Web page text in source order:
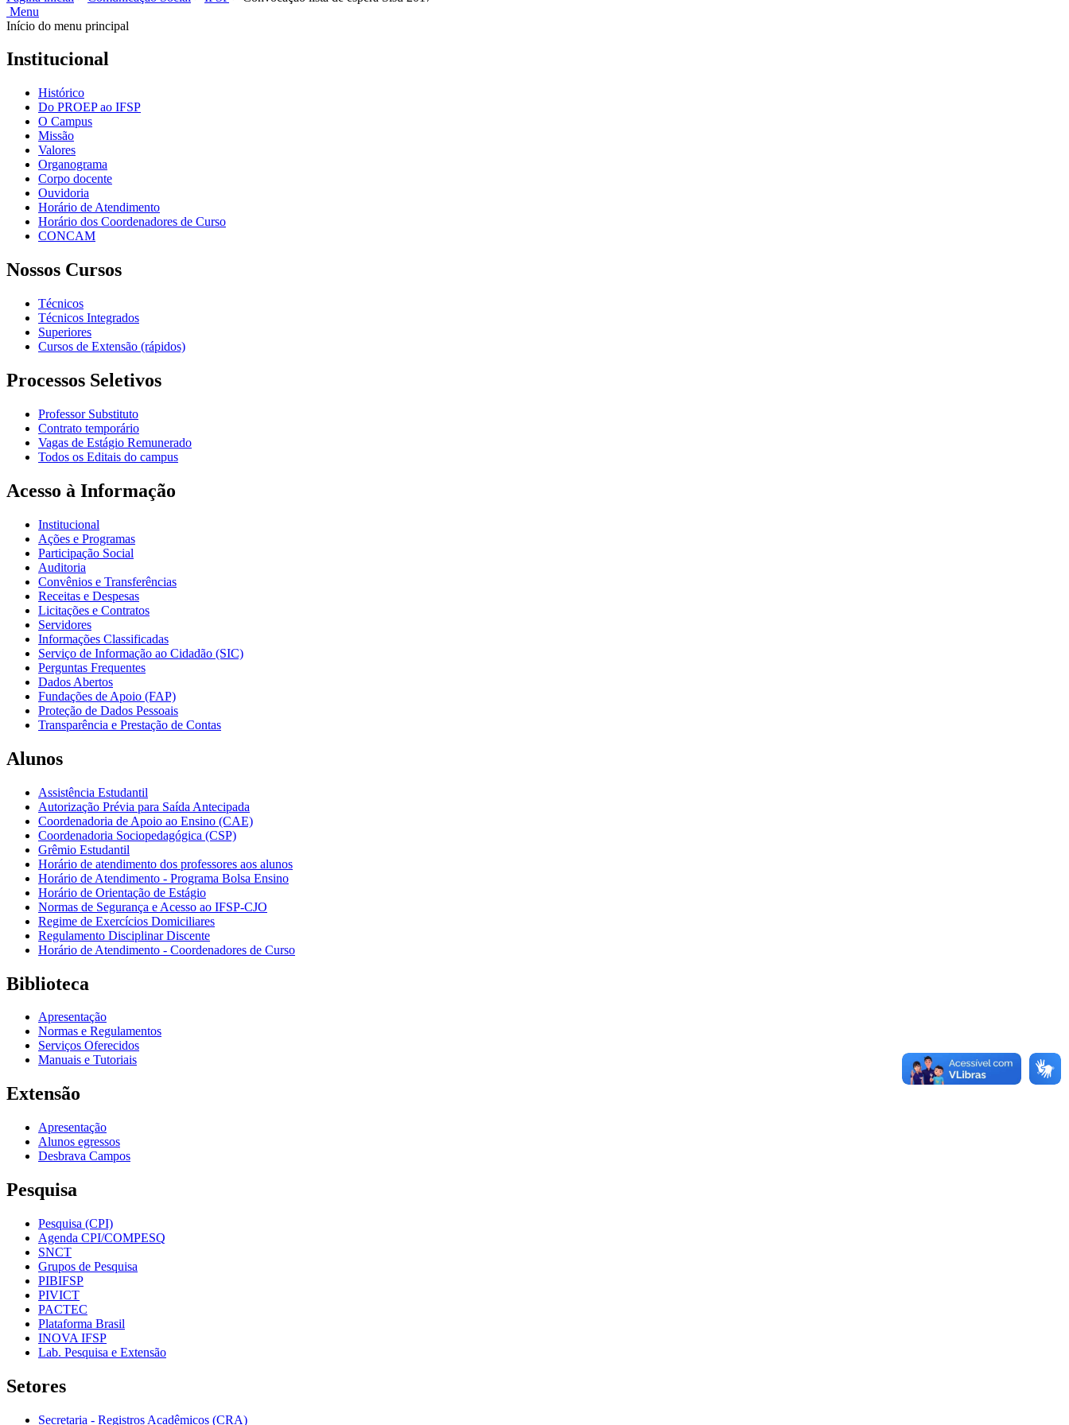
Menu
Início do menu principal
Institucional
Histórico
Do PROEP ao IFSP
O Campus
Missão
Valores
Organograma
Corpo docente
Ouvidoria
Horário de Atendimento
Horário dos Coordenadores de Curso
CONCAM
Nossos Cursos
Técnicos
Técnicos Integrados
Superiores
Cursos de Extensão (rápidos)
Processos Seletivos
Professor Substituto
Contrato temporário
Vagas de Estágio Remunerado
Todos os Editais do campus
Acesso à Informação
Institucional
Ações e Programas
Participação Social
Auditoria
Convênios e Transferências
Receitas e Despesas
Licitações e Contratos
Servidores
Informações Classificadas
Serviço de Informação ao Cidadão (SIC)
Perguntas Frequentes
Dados Abertos
Fundações de Apoio (FAP)
Proteção de Dados Pessoais
Transparência e Prestação de Contas
Alunos
Assistência Estudantil
Autorização Prévia para Saída Antecipada
Coordenadoria de Apoio ao Ensino (CAE)
Coordenadoria Sociopedagógica (CSP)
Grêmio Estudantil
Horário de atendimento dos professores aos alunos
Horário de Atendimento - Programa Bolsa Ensino
Horário de Orientação de Estágio
Normas de Segurança e Acesso ao IFSP-CJO
Regime de Exercícios Domiciliares
Regulamento Disciplinar Discente
Horário de Atendimento - Coordenadores de Curso
Biblioteca
Apresentação
Normas e Regulamentos
Serviços Oferecidos
Manuais e Tutoriais
Extensão
Apresentação
Alunos egressos
Desbrava Campos
Pesquisa
Pesquisa (CPI)
Agenda CPI/COMPESQ
SNCT
Grupos de Pesquisa
PIBIFSP
PIVICT
PACTEC
Plataforma Brasil
INOVA IFSP
Lab. Pesquisa e Extensão
Setores
Secretaria - Registros Acadêmicos (CRA)